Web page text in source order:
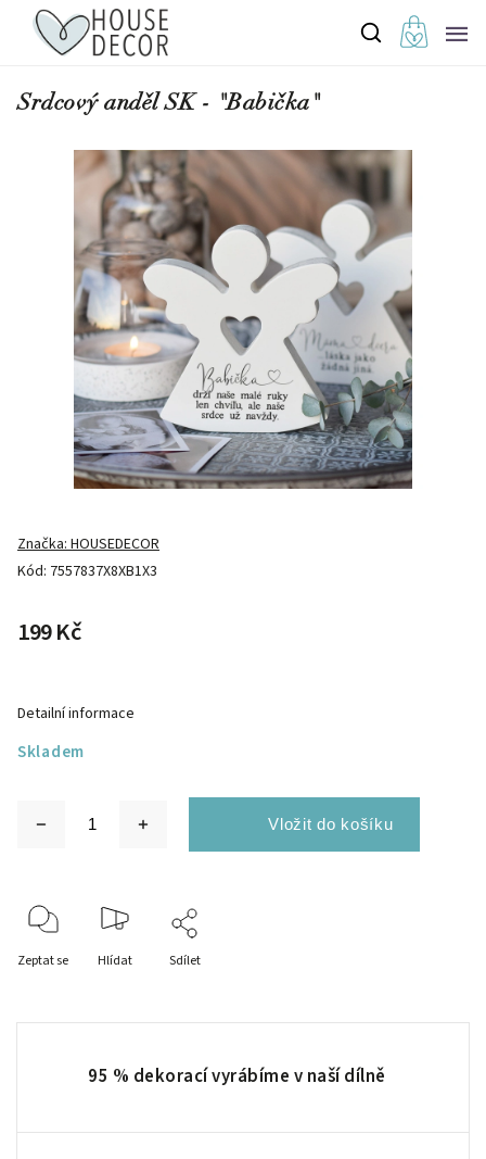
Srdcový anděl SK - "Babička"
Kód: 7557837X8XB1X3
Značka:HOUSEDECOR
199 Kč
Skladem
Detailní informace
Zeptat se Hlídat Sdílet
95 % dekorací vyrábíme v naší dílně